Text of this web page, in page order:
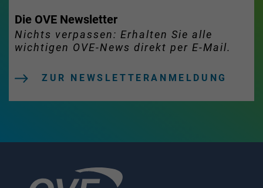
Die OVE Newsletter
Nichts verpassen: Erhalten Sie alle
wichtigen OVE-News direkt per E-Mail.
ZUR NEWSLETTERANMELDUNG